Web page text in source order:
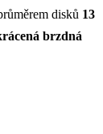
disků 13
brzdná